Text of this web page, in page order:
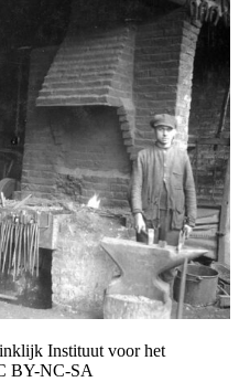
Instituut voor het
BY-NC-SA